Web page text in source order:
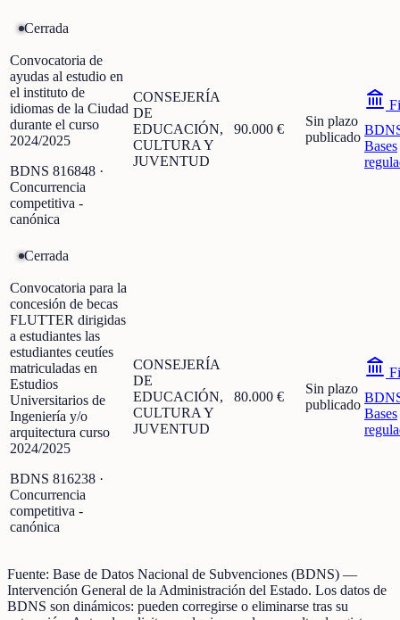
Cerrada
Convocatoria de
ayudas al estudio en
el instituto de
idiomas de la Ciudad
durante el curso
2024/2025
BDNS 816848 ·
Concurrencia
competitiva -
canónica
CONSEJERÍA
DE
EDUCACIÓN,
CULTURA Y
JUVENTUD
90.000 €
Sin plazo
publicado
Bases
Cerrada
Convocatoria para la
concesión de becas
FLUTTER dirigidas
a estudiantes las
estudiantes ceutíes
matriculadas en
Estudios
Universitarios de
Ingeniería y/o
arquitectura curso
2024/2025
BDNS 816238 ·
Concurrencia
competitiva -
canónica
CONSEJERÍA
DE
EDUCACIÓN,
CULTURA Y
JUVENTUD
80.000 €
Sin plazo
publicado
Bases
Fuente: Base de Datos Nacional de Subvenciones (BDNS) —
Intervención General de la Administración del Estado. Los datos de
BDNS son dinámicos: pueden corregirse o eliminarse tras su